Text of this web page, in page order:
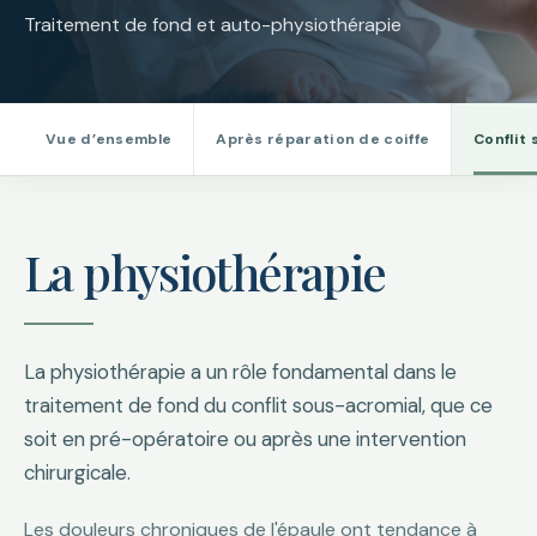
Traitement de fond et auto-physiothérapie
Vue d’ensemble Après réparation de coiffe Conflit
La physiothérapie
La physiothérapie a un rôle fondamental dans le
traitement de fond du conflit sous-acromial, que ce
soit en pré-opératoire ou après une intervention
chirurgicale.
Les douleurs chroniques de l'épaule ont tendance à